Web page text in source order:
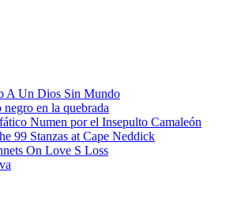
A Un Dios Sin Mundo
en la quebrada
Numen por el Insepulto Camaleón
99 Stanzas at Cape Neddick
On Love S Loss